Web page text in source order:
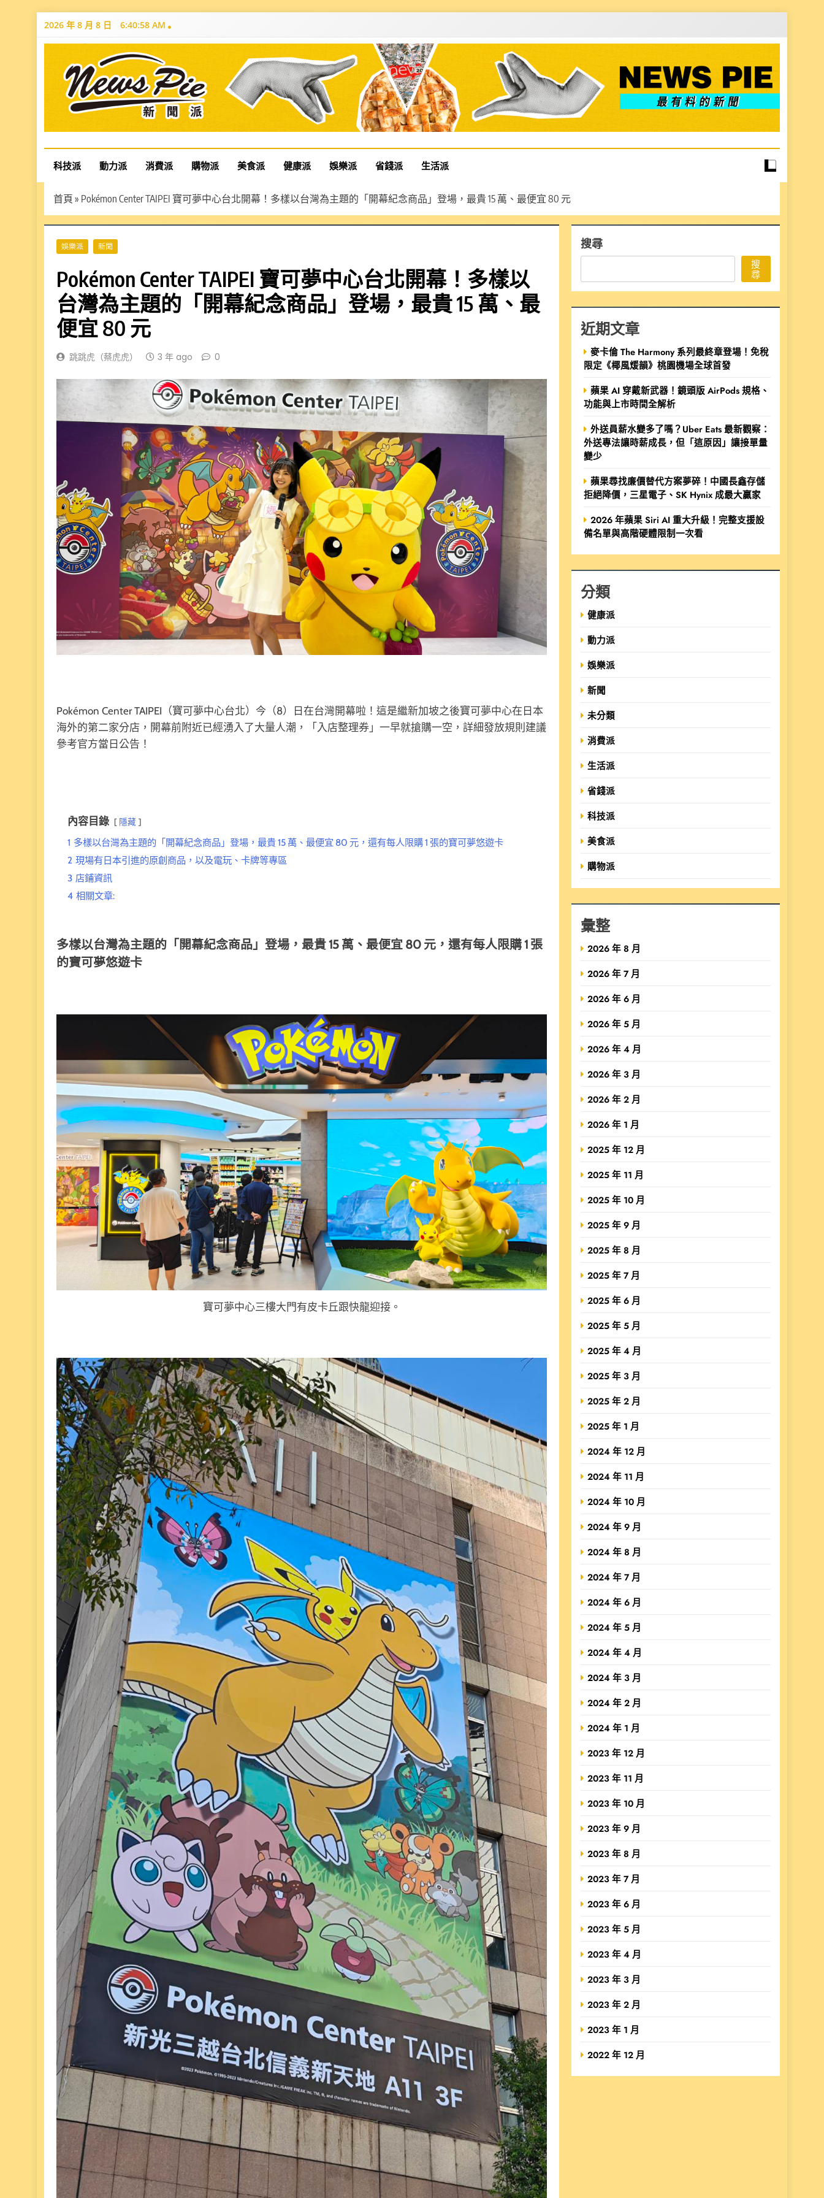
Skip
2026 年 8 月 8 日 6:41:00 AM
News Pie
最有料的新聞
科技派 動力派 消費派 購物派 美食派 健康派 娛樂派 省錢派 生活派
首頁 » Pokémon Center TAIPEI 寶可夢中心台北開幕！多樣以台灣為主題的「開幕紀念商品」登場，最貴 15 萬、最便宜 80 元
娛樂派 新聞
Pokémon Center TAIPEI 寶可夢中心台北開幕！多樣以
台灣為主題的「開幕紀念商品」登場，最貴 15 萬、最
便宜 80 元
跳跳虎（蔡虎虎） 3 年 ago 0
Pokémon Center TAIPEI（寶可夢中心台北）今（8）日在台灣開幕啦！這是繼新加坡之後寶可夢中心在日本
海外的第二家分店，開幕前附近已經湧入了大量人潮，「入店整理券」一早就搶購一空，詳細發放規則建議
參考官方當日公告！
內容目錄 隱藏
1 多樣以台灣為主題的「開幕紀念商品」登場，最貴 15 萬、最便宜 80 元，還有每人限購 1 張的寶可夢悠遊卡
2 現場有日本引進的原創商品，以及電玩、卡牌等專區
3 店鋪資訊
4 相關文章:
多樣以台灣為主題的「開幕紀念商品」登場，最貴 15 萬、最便宜 80 元，還有每人限購 1 張
的寶可夢悠遊卡
寶可夢中心三樓大門有皮卡丘跟快龍迎接。
搜尋
搜
尋
近期文章
麥卡倫 The Harmony 系列最終章登場！免稅
限定《椰風煖韻》桃園機場全球首發
蘋果 AI 穿戴新武器！鏡頭版 AirPods 規格、
功能與上市時間全解析
外送員薪水變多了嗎？Uber Eats 最新觀察：
外送專法讓時薪成長，但「這原因」讓接單量
變少
蘋果尋找廉價替代方案夢碎！中國長鑫存儲
拒絕降價，三星電子、SK Hynix 成最大贏家
2026 年蘋果 Siri AI 重大升級！完整支援設
備名單與高階硬體限制一次看
分類
健康派
動力派
娛樂派
新聞
未分類
消費派
生活派
省錢派
科技派
美食派
購物派
彙整
2026 年 8 月
2026 年 7 月
2026 年 6 月
2026 年 5 月
2026 年 4 月
2026 年 3 月
2026 年 2 月
2026 年 1 月
2025 年 12 月
2025 年 11 月
2025 年 10 月
2025 年 9 月
2025 年 8 月
2025 年 7 月
2025 年 6 月
2025 年 5 月
2025 年 4 月
2025 年 3 月
2025 年 2 月
2025 年 1 月
2024 年 12 月
2024 年 11 月
2024 年 10 月
2024 年 9 月
2024 年 8 月
2024 年 7 月
2024 年 6 月
2024 年 5 月
2024 年 4 月
2024 年 3 月
2024 年 2 月
2024 年 1 月
2023 年 12 月
2023 年 11 月
2023 年 10 月
2023 年 9 月
2023 年 8 月
2023 年 7 月
2023 年 6 月
2023 年 5 月
2023 年 4 月
2023 年 3 月
2023 年 2 月
2023 年 1 月
2022 年 12 月